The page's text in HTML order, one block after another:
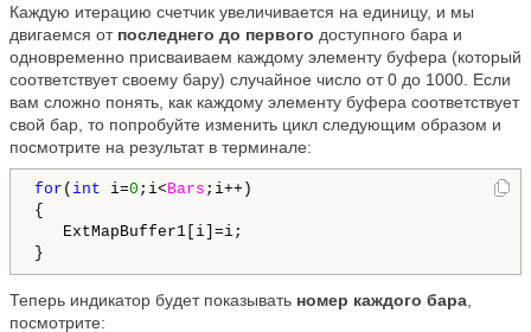
Каждую итерацию счетчик увеличивается на единицу, и мы
двигаемся от последнего до первого доступного бара и
одновременно присваиваем каждому элементу буфера (который
соответствует своему бару) случайное число от 0 до 1000. Если
вам сложно понять, как каждому элементу буфера соответствует
свой бар, то попробуйте изменить цикл следующим образом и
посмотрите на результат в терминале:
for ( int i=0 ;i< Bars ;i++)
{
ExtMapBuffer1[i]=i;
}
Теперь индикатор будет показывать номер каждого бара
посмотрите: